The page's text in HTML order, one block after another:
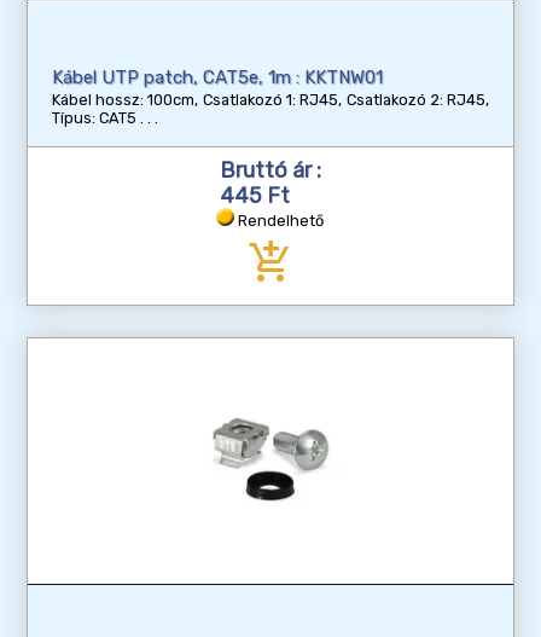
Kábel UTP patch, CAT5e, 1m : KKTNW01
Kábel hossz: 100cm, Csatlakozó 1: RJ45, Csatlakozó 2: RJ45,
Típus: CAT5
Bruttó ár :
445 Ft
Rendelhető
add_shopping_cart